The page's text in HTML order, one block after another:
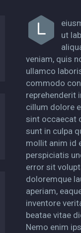
L
ut
veniam, quis
ullamco
commodo
reprehenderit
cillum dolore
sint occaecat
sunt in culpa
mollit anim id
perspiciatis
error sit
doloremque
aperiam,
inventore
beatae vitae
Nemo enim